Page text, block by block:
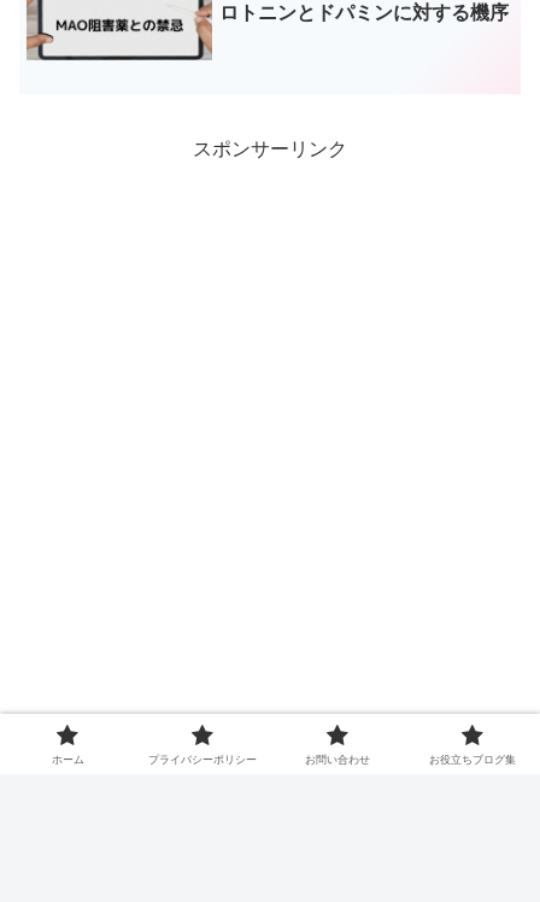
ロトニンとドパミンに対する機序
スポンサーリンク
コメント
ホーム プライバシーポリシー お問い合わせ お役立ちブログ集